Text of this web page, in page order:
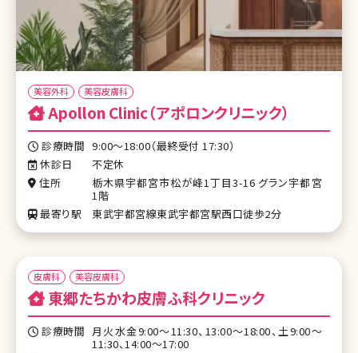
美容外科 美容皮膚科
Apollon Clinic（アポロンクリニック）
診療時間 9:00～18:00（最終受付 17:30）
休診日
不定休
住所
栃木県宇都宮市松が峰1丁目3-16 グラン宇都宮
1階
最寄り駅
東武宇都宮線東武宇都宮駅西口徒歩2分
皮膚科 美容皮膚科
東郷たちかわ皮膚ふ科クリニック
診療時間 月火水金9:00～11:30、13:00～18:00、土9:00～
11:30、14:00～17:00